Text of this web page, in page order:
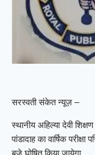
सरस्वती संकेत न्यूज़ –
स्थानीय अहिल्या देवी
पांडादाह का वार्षिक